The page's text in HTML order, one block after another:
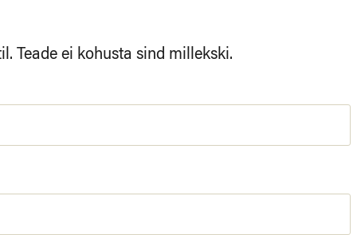
Teade ei kohusta sind millekski.